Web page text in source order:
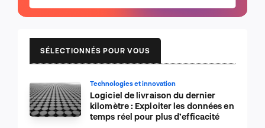
SÉLECTIONNÉS POUR VOUS
Technologies et innovation
Logiciel de livraison du dernier
kilomètre : Exploiter les données en
temps réel pour plus d’efficacité